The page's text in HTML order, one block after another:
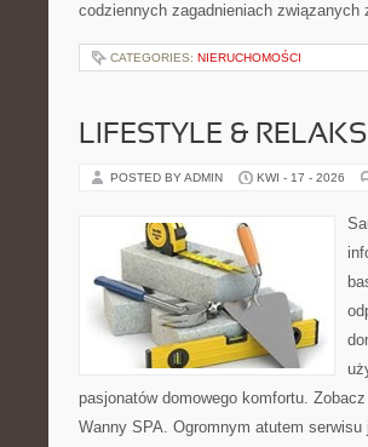
codziennych zagadnieniach
CATEGORIES: NIERUCHOMOŚCI
LIFESTYLE & RELAKS
POSTED BY ADMIN KWI - 17 - 2026
pasjonatów domowego komfortu.
Wanny SPA. Ogromnym atutem